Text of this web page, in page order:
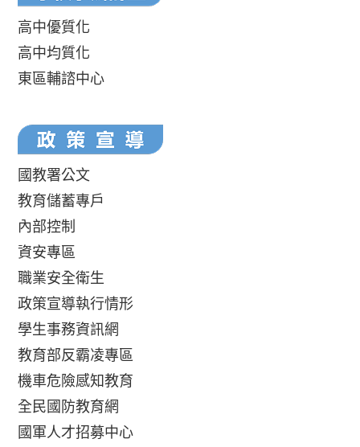
高中優質化
高中均質化
東區輔諮中心
國教署公文
教育儲蓄專戶
內部控制
資安專區
職業安全衛生
政策宣導執行情形
學生事務資訊網
教育部反霸凌專區
機車危險感知教育
全民國防教育網
國軍人才招募中心